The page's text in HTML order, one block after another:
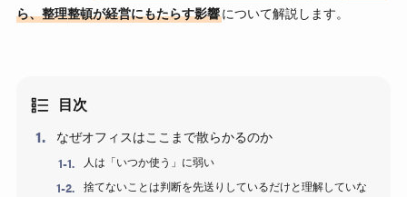
ら、整理整頓が経営にもたらす影響について解説します。
目次
なぜオフィスはここまで散らかるのか
人は「いつか使う」に弱い
捨てないことは判断を先送りしているだけと理解していな